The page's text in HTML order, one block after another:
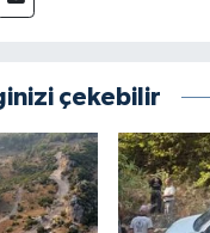
çekebilir